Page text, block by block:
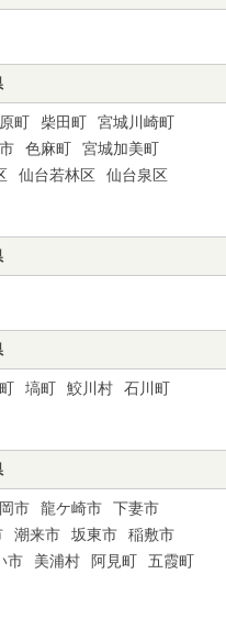
町 柴田町
宮城川崎町
色麻町
宮城加美町
仙台若林区
仙台泉区
塙町 鮫川村
石川町
市 龍ケ崎市
下妻市
潮来市 坂東市
稲敷市
市 美浦村 阿見町
五霞町